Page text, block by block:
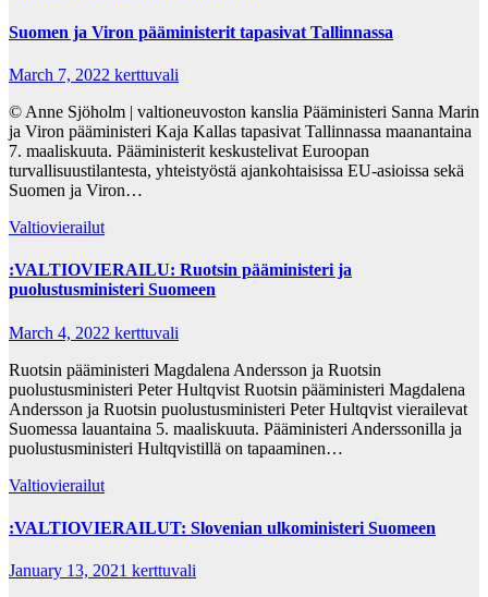
Suomen ja Viron pääministerit tapasivat Tallinnassa
March 7, 2022 kerttuvali
© Anne Sjöholm | valtioneuvoston kanslia Pääministeri Sanna Marin
ja Viron pääministeri Kaja Kallas tapasivat Tallinnassa maanantaina
7. maaliskuuta. Pääministerit keskustelivat Euroopan
turvallisuustilantesta, yhteistyöstä ajankohtaisissa EU-asioissa sekä
Suomen ja Viron…
Valtiovierailut
:VALTIOVIERAILU: Ruotsin pääministeri ja
puolustusministeri Suomeen
March 4, 2022 kerttuvali
Ruotsin pääministeri Magdalena Andersson ja Ruotsin
puolustusministeri Peter Hultqvist Ruotsin pääministeri Magdalena
Andersson ja Ruotsin puolustusministeri Peter Hultqvist vierailevat
Suomessa lauantaina 5. maaliskuuta. Pääministeri Anderssonilla ja
puolustusministeri Hultqvistillä on tapaaminen…
Valtiovierailut
:VALTIOVIERAILUT: Slovenian ulkoministeri Suomeen
January 13, 2021 kerttuvali